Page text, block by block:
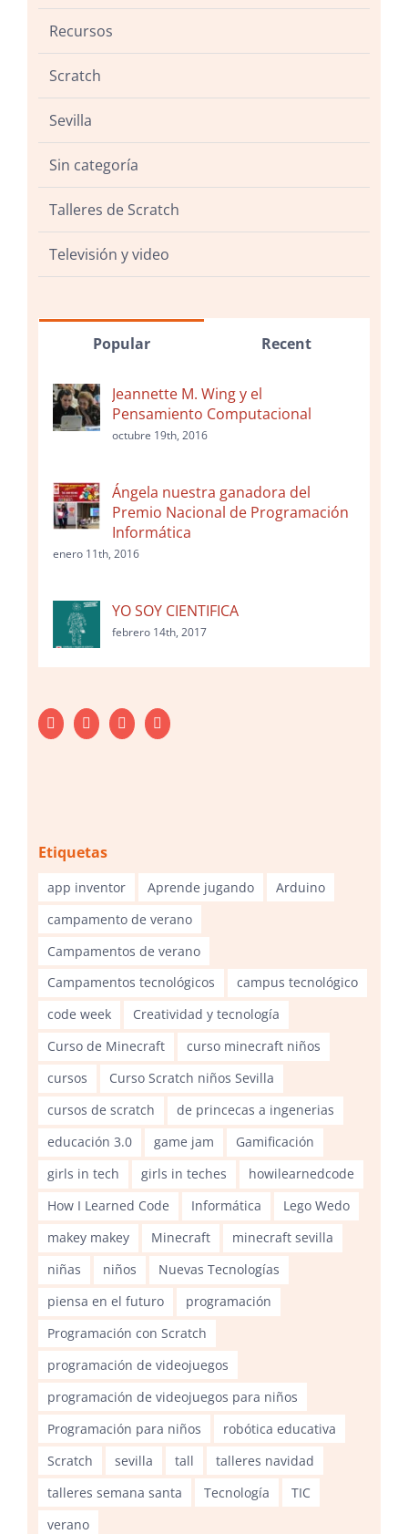
Recursos
Scratch
Sevilla
Sin categoría
Talleres de Scratch
Televisión y video
Popular Recent
Jeannette M. Wing y el
Pensamiento Computacional
octubre 19th, 2016
Ángela nuestra ganadora del
Premio Nacional de Programación
Informática
enero 11th, 2016
YO SOY CIENTIFICA
febrero 14th, 2017
Etiquetas
app inventor Aprende jugando
Arduino
campamento de verano
Campamentos de verano
Campamentos tecnológicos
campus tecnológico
code week
Creatividad y tecnología
Curso de Minecraft
curso minecraft niños
cursos
Curso Scratch niños Sevilla
cursos de scratch
de princecas a ingenerias
educación 3.0
game jam
Gamificación
girls in tech
girls in teches
howilearnedcode
How I Learned Code
Informática
Lego Wedo
makey makey
Minecraft
minecraft sevilla
niñas
niños
Nuevas Tecnologías
piensa en el futuro
programación
Programación con Scratch
programación de videojuegos
programación de videojuegos para niños
Programación para niños
robótica educativa
Scratch
sevilla tall
talleres navidad
talleres semana santa
Tecnología
TIC
verano